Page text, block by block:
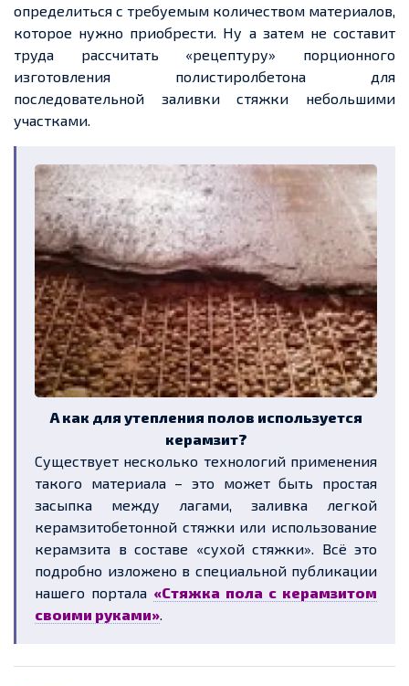
определиться с требуемым количеством материалов,
которое нужно приобрести. Ну а затем не составит
труда рассчитать «рецептуру» порционного
изготовления полистиролбетона для
последовательной заливки стяжки небольшими
участками.
А как для утепления полов используется
керамзит?
Существует несколько технологий применения
такого материала – это может быть простая
засыпка между лагами, заливка легкой
керамзитобетонной стяжки или использование
керамзита в составе «сухой стяжки». Всё это
подробно изложено в специальной публикации
нашего портала «Стяжка пола с керамзитом
своими руками».